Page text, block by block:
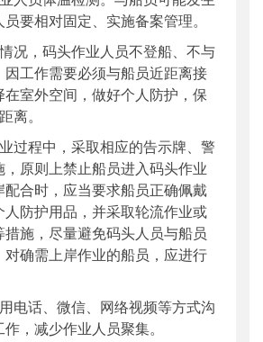
要相对固定、实施备案管理。
况，码头作业人员不登船、不与
工作需要必须与船员近距离接
室外空间，做好个人防护，保
离。
过程中，采取相应的告示牌、警
原则上禁止船员进入码头作业
配合时，应当要求船员正确佩戴
人防护用品，并采取轮流作业或
施，尽量避免码头人员与船员
确需上岸作业的船员，应进行
电话、微信、网络视频等方式沟
，减少作业人员聚集。